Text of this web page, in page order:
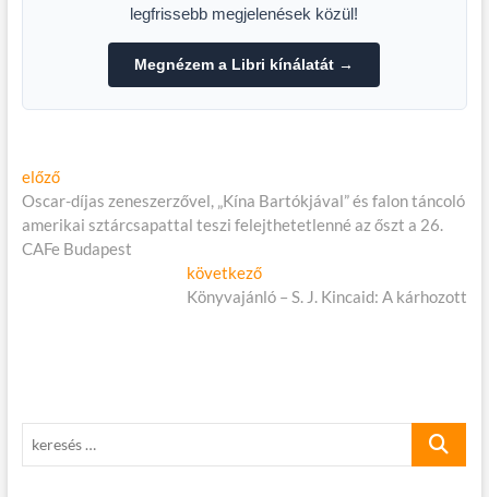
legfrissebb megjelenések közül!
Megnézem a Libri kínálatát →
Bejegyzés
navigáció
előzőElőző
cikk:
Oscar-díjas zeneszerzővel, „Kína Bartókjával” és falon táncoló
amerikai sztárcsapattal teszi felejthetetlenné az őszt a 26.
CAFe Budapest
következőKövetkező
cikk:
Könyvajánló – S. J. Kincaid: A kárhozott
keresés